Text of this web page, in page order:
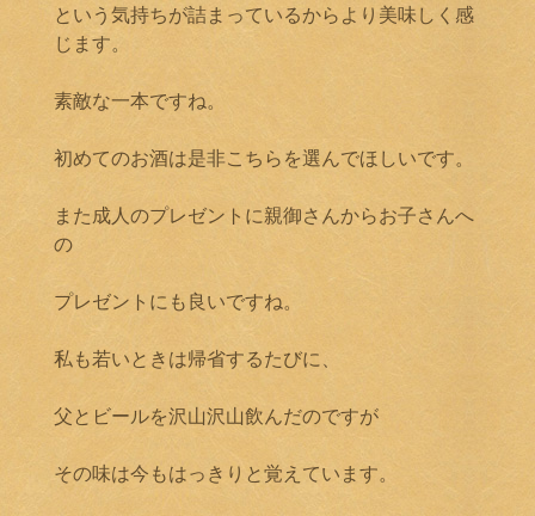
という気持ちが詰まっているからより美味しく感
じます。
素敵な一本ですね。
初めてのお酒は是非こちらを選んでほしいです。
また成人のプレゼントに親御さんからお子さんへ
の
プレゼントにも良いですね。
私も若いときは帰省するたびに、
父とビールを沢山沢山飲んだのですが
その味は今もはっきりと覚えています。